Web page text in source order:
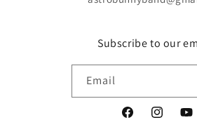
Subscribe to our
Email